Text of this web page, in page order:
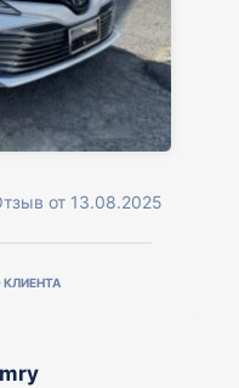
от 13.08.2025